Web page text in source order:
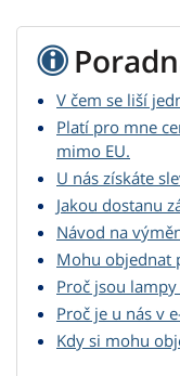
V čem se liší
Platí pro mne
mimo EU.
U nás získáte
Jakou dostanu
Návod na
Mohu objednat
Proč jsou
Proč je u nás v
Kdy si mohu